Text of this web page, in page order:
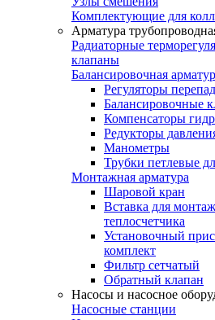
Комплектующие для
Арматура
Радиаторные
клапаны
Балансировочная
Регуляторы
Балансировочные
Компенсаторы
Редукторы
Манометры
Трубки петлевые
Монтажная арматура
Шаровой кран
Вставка для
теплосчетчика
Установочный
комплект
Фильтр сетчатый
Обратный клапан
Насосы и насосное
Насосные станции